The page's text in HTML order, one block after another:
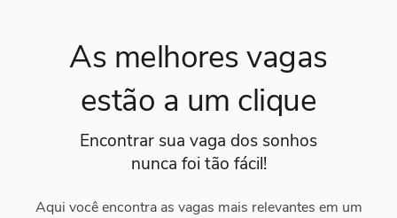
As melhores vagas
estão a um clique
Encontrar sua vaga dos sonhos
nunca foi tão fácil!
Aqui você encontra as vagas mais relevantes em um